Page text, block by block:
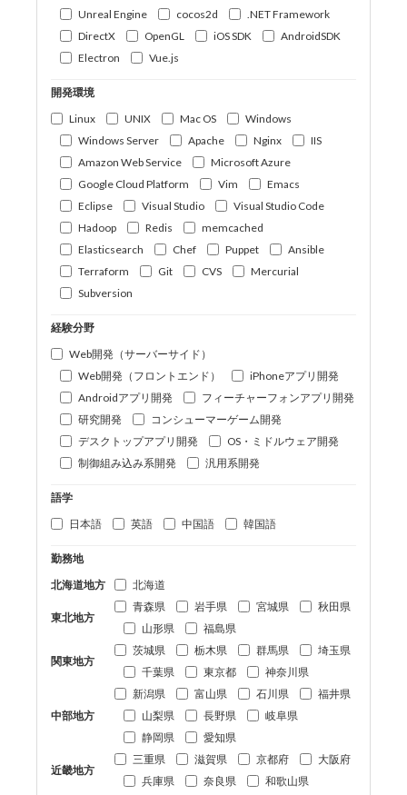
Unreal Engine
cocos2d
.NET Framework
DirectX
OpenGL iOS SDK
AndroidSDK
Electron
Vue.js
開発環境
Linux
UNIX Mac OS
Windows
Windows Server
Apache Nginx
IIS
Amazon Web Service
Microsoft Azure
Google Cloud Platform
Vim
Emacs
Eclipse
Visual Studio
Visual Studio Code
Hadoop
Redis
memcached
Elasticsearch
Chef Puppet
Ansible
Terraform
Git CVS
Mercurial
Subversion
経験分野
Web開発（サーバーサイド）
Web開発（フロントエンド）
iPhoneアプリ開発
Androidアプリ開発
フィーチャーフォンアプリ開発
研究開発
コンシューマーゲーム開発
デスクトップアプリ開発
OS・ミドルウェア開発
制御組み込み系開発
汎用系開発
語学
日本語
英語 中国語 韓国語
勤務地
北海道地方
北海道
東北地方
青森県 岩手県 宮城県
秋田県
山形県
福島県
関東地方
茨城県 栃木県 群馬県
埼玉県
千葉県
東京都 神奈川県
中部地方
新潟県 富山県 石川県
福井県
山梨県
長野県
岐阜県
静岡県
愛知県
近畿地方
三重県 滋賀県 京都府
大阪府
兵庫県
奈良県 和歌山県